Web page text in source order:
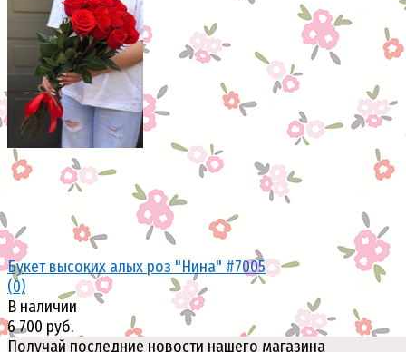
избранное сравнить
Букет высоких алых роз "Нина" #7005
(0)
В наличии
6 700 руб.
Получай последние новости нашего магазина